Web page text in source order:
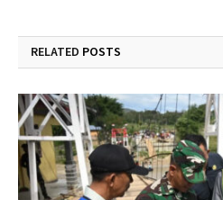
RELATED POSTS